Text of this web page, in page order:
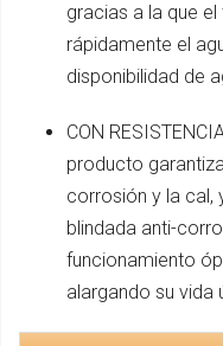
gracias a la que
rápidamente el
disponibilidad de
CON
producto
corrosión y la cal,
blindada anti-
funcionamiento
alargando su vida